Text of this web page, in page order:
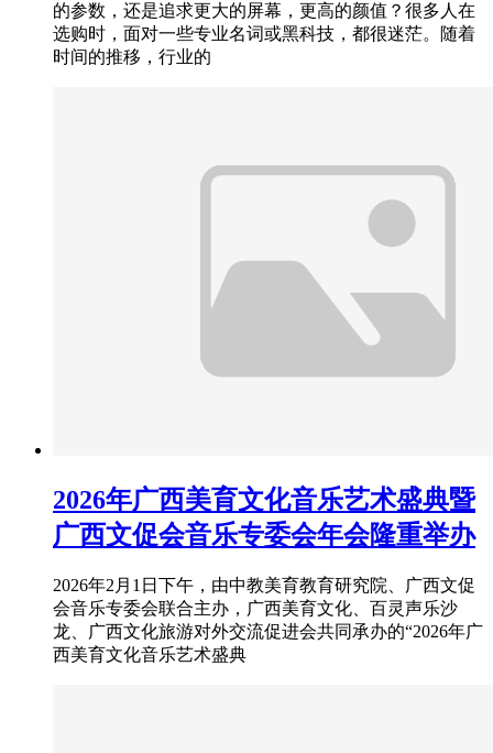
的参数，还是追求更大的屏幕，更高的颜值？很多人在
选购时，面对一些专业名词或黑科技，都很迷茫。随着
时间的推移，行业的
2026年广西美育文化音乐艺术盛典暨
广西文促会音乐专委会年会隆重举办
2026年2月1日下午，由中教美育教育研究院、广西文促
会音乐专委会联合主办，广西美育文化、百灵声乐沙
龙、广西文化旅游对外交流促进会共同承办的“2026年广
西美育文化音乐艺术盛典